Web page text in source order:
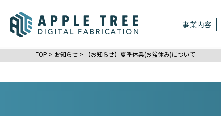
事業内容
TOP > お知らせ > 【お知らせ】夏季休業(お盆休み)について